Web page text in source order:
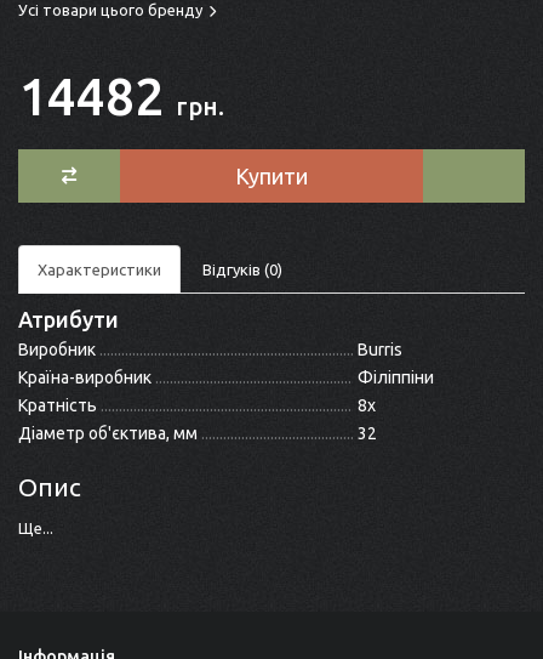
Усі товари цього бренду
14482 грн.
Купити
Характеристики Відгуків (0)
Атрибути
Виробник
Burris
Країна-виробник
Філіппіни
Кратність
8x
Діаметр об'єктива, мм
32
Опис
Ще...